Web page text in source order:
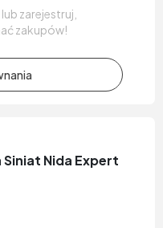
zarejestruj,
zakupów!
Nida Expert